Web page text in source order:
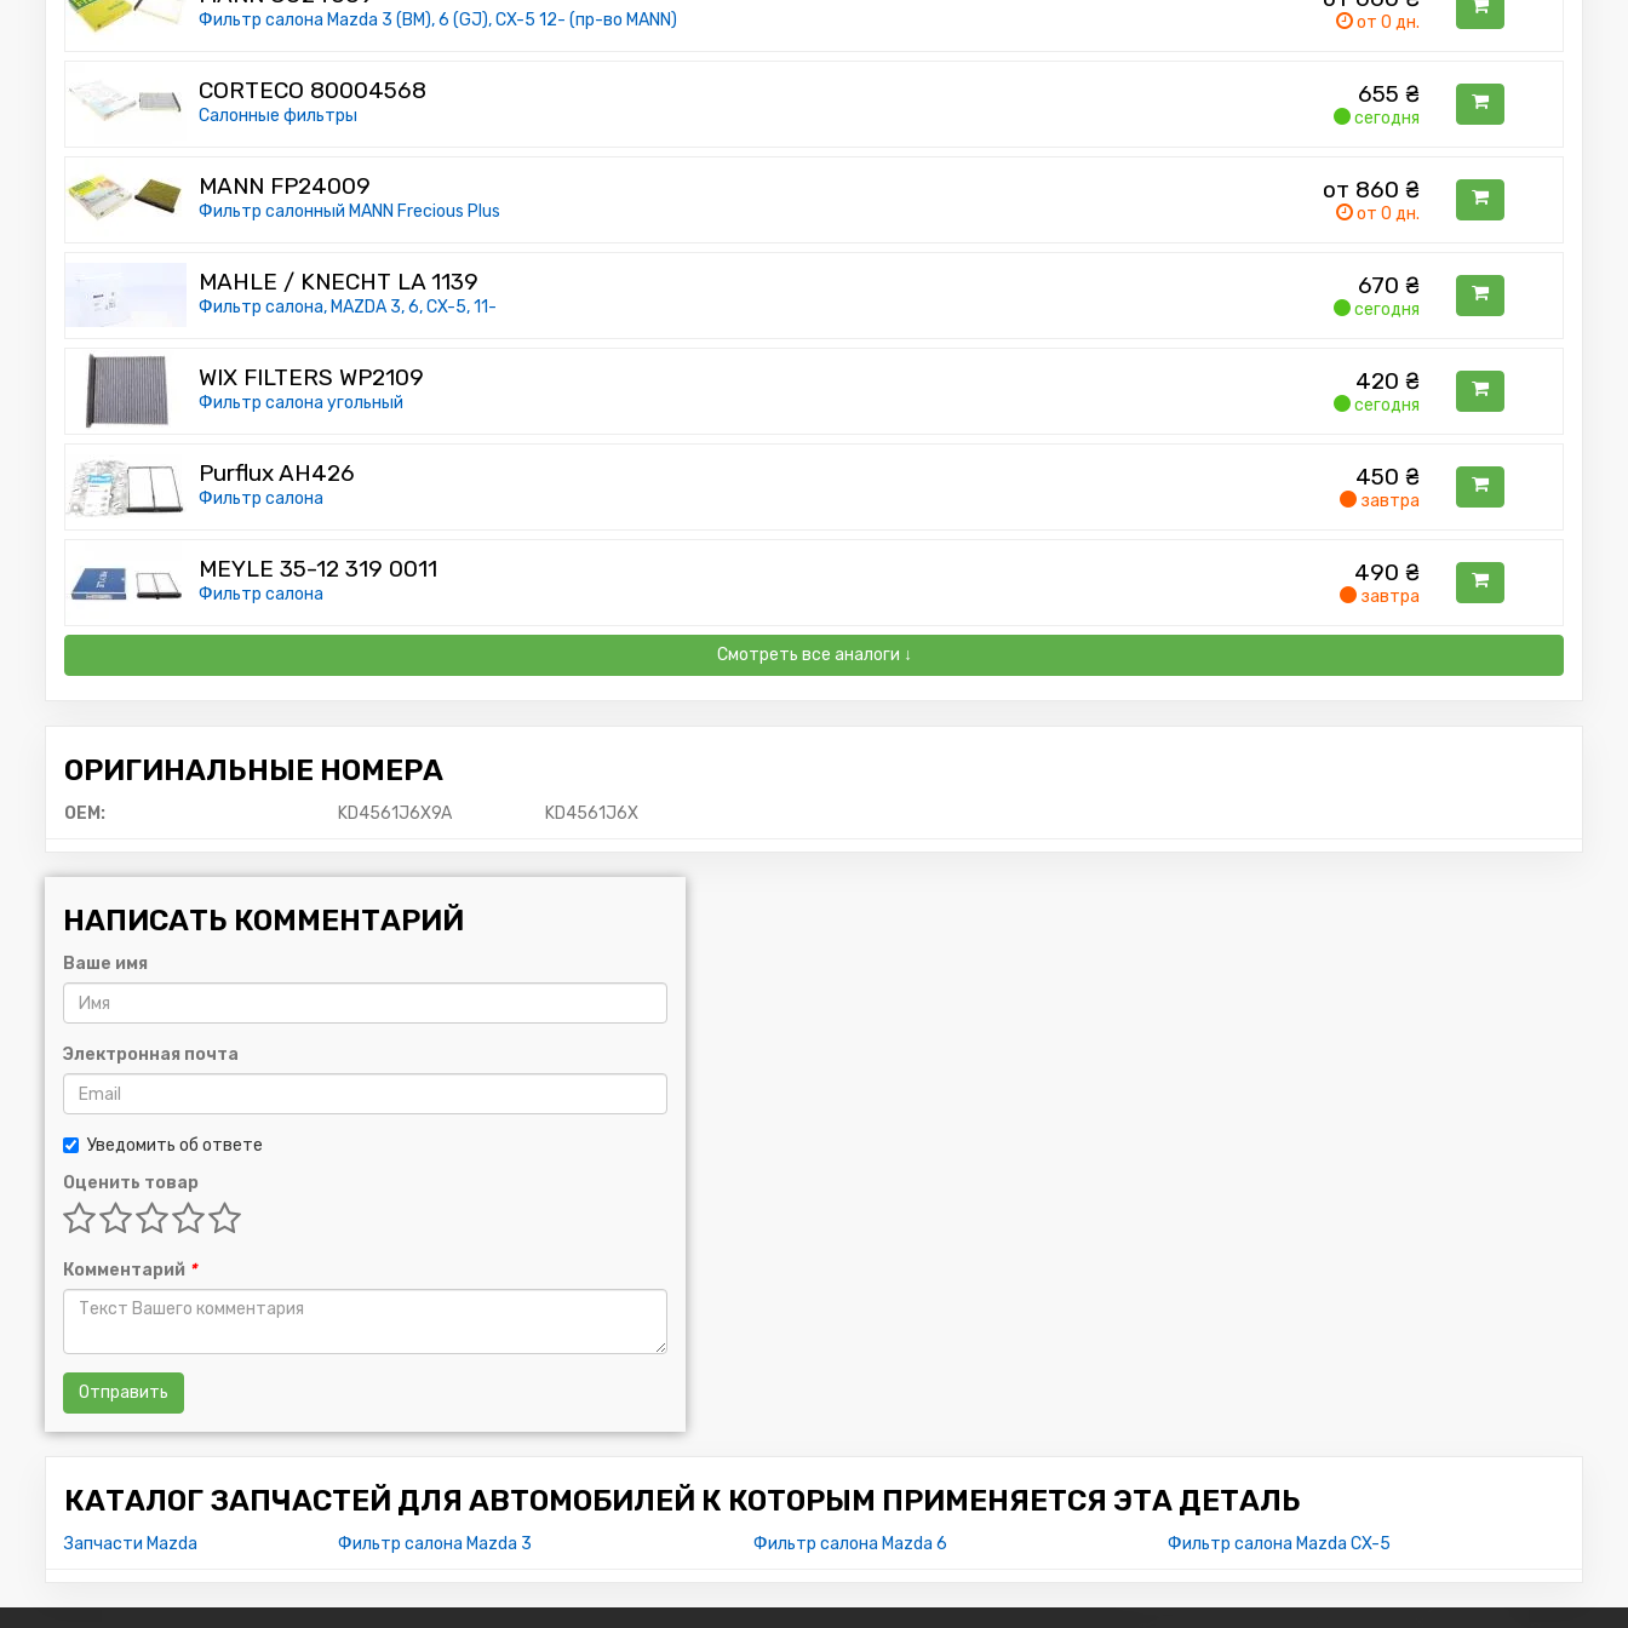
Фильтр салона Mazda 3 (BM), 6 (GJ), CX-5 12- (пр-во MANN) от 0 дн.
CORTECO 80004568
Салонные фильтры
655 ₴
сегодня
MANN FP24009
Фильтр салонный MANN Frecious Plus
от 860 ₴
от 0 дн.
MAHLE / KNECHT LA 1139
Фильтр салона, MAZDA 3, 6, CX-5, 11-
670 ₴
сегодня
WIX FILTERS WP2109
Фильтр салона угольный
420 ₴
сегодня
Purflux AH426
Фильтр салона
450 ₴
завтра
MEYLE 35-12 319 0011
Фильтр салона
490 ₴
завтра
Смотреть все аналоги ↓
ОРИГИНАЛЬНЫЕ НОМЕРА
OEM: KD4561J6X9A KD4561J6X
НАПИСАТЬ КОММЕНТАРИЙ
Ваше имя
Электронная почта
Уведомить об ответе
Оценить товар
Комментарий *
Отправить
КАТАЛОГ ЗАПЧАСТЕЙ ДЛЯ АВТОМОБИЛЕЙ К КОТОРЫМ ПРИМЕНЯЕТСЯ ЭТА ДЕТАЛЬ
Запчасти Mazda Фильтр салона Mazda 3 Фильтр салона Mazda 6 Фильтр салона Mazda CX-5